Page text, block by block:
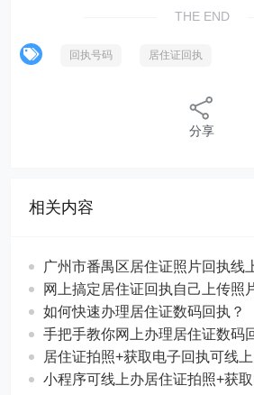
THE END
回执号码 居住证回执
分享
相关内容
广州市番禺区居住证照片回执线
网上搞定居住证回执自己上传照
如何快速办理居住证数码回执？
手把手教你网上办理居住证数码
居住证拍照+获取电子回执可线
小程序可线上办居住证拍照+获